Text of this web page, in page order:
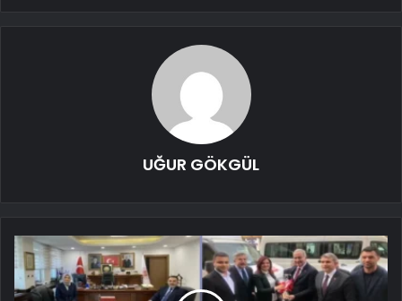
UĞUR GÖKGÜL